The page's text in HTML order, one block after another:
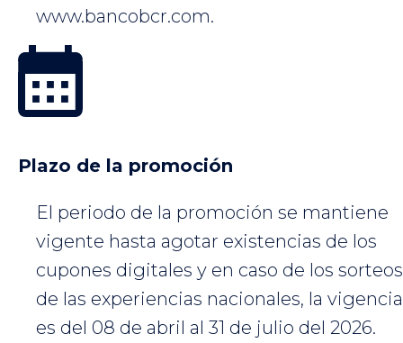
www.bancobcr.com.
Plazo de la promoción
El periodo de la promoción se mantiene
vigente hasta agotar existencias de los
cupones digitales y en caso de los sorteos
de las experiencias nacionales, la vigencia
es del 08 de abril al 31 de julio del 2026.